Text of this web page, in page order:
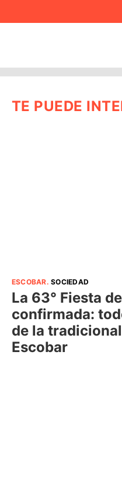
TE PUEDE
ESCOBAR.SOCIEDAD
La 63° Fiesta
confirmada:
de la
Escobar